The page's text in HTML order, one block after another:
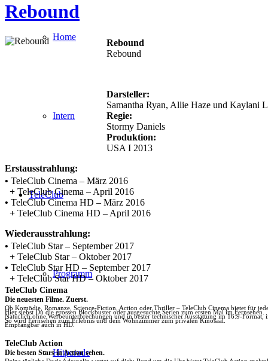
Home
Intern
TeleClub
Programm
Hitparade
Rebound
Rebound
Rebound
Darsteller:
Samantha Ryan, Allie Haze und Kaylani
Regie:
Stormy Daniels
Produktion:
USA I 2013
Erstausstrahlung:
• TeleClub Cinema – März 2016
+ TeleClub Cinema – April 2016
• TeleClub Cinema HD – März 2016
+ TeleClub Cinema HD – April 2016
Wiederausstrahlung:
• TeleClub Star – September 2017
+ TeleClub Star – Oktober 2017
• TeleClub Star HD – September 2017
+ TeleClub Star HD – Oktober 2017
TeleClub Cinema
Die neuesten Filme. Zuerst.
Ob Komödie, Romanze, Science-Fiction, Action oder Thriller – TeleClub Cinema bietet für
Hier siehst Du die grossen Blockbuster oder ausgesuchte Serien zum ersten Mal im Fernsehen.
Natürlich ohne Werbeunterbrechungen und in bester technischer Ausstattung im 16:9-
So wird Fernsehen zum Erlebnis und dein Wohnzimmer zum privaten Kinosaal.
Empfangbar auch in HD.
TeleClub Action
Die besten Stars in Action sehen.